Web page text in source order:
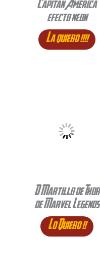
Capitan America
efecto neon
La quiero !!!!
D Martillo de Thor
de Marvel Legends
Lo Quiero !!